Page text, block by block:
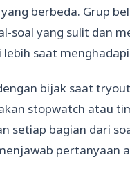
berbeda. Grup
soal yang sulit dan
saat
bijak saat
stopwatch atau
setiap bagian dari
pertanyaan